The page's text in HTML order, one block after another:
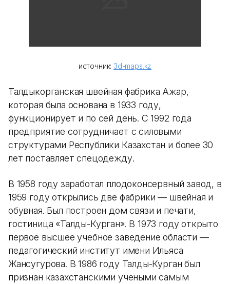
источник: 3d-maps.kz
Талдыкорганская швейная фабрика Ажар,
которая была основана в 1933 году,
функционирует и по сей день. С 1992 года
предприятие сотрудничает с силовыми
структурами Республики Казахстан и более 30
лет поставляет спецодежду.
В 1958 году заработал плодоконсервный завод, в
1959 году открылись две фабрики — швейная и
обувная. Был построен дом связи и печати,
гостиница «Талды-Курган». В 1973 году открыто
первое высшее учебное заведение области —
педагогический институт имени Ильяса
Жансугурова. В 1986 году Талды-Курган был
признан казахстанскими учеными самым